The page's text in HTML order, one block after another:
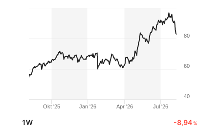
Okt '25 Jan '26 Apr '26 Jul '26
40
60
80
1W -8,94%